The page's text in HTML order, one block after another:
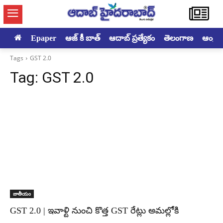
Epaper ఆజ్ కీ బాత్ ఆదాబ్ ప్రత్యేకం తెలంగాణ
Tags GST 2.0
Tag: GST 2.0
జాతీయం
GST 2.0 | ఇవాళ్టి నుంచి కొత్త GST రేట్లు అమల్లోకి